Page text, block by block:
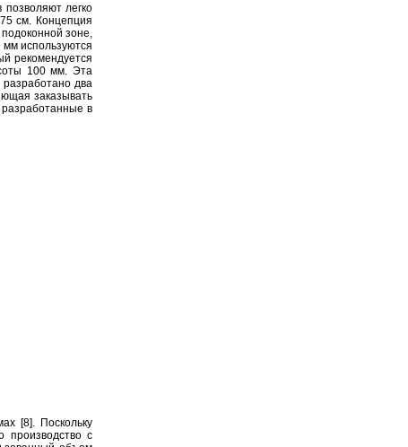
легко
см. Концепция
зоне,
используются
рекомендуется
100 мм. Эта
два
заказывать
в
[8]. Поскольку
производство с